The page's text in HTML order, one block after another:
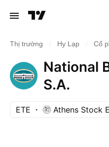
Thị trường Hy Lạp Cổ
National
S.A.
ETE Athens Stock